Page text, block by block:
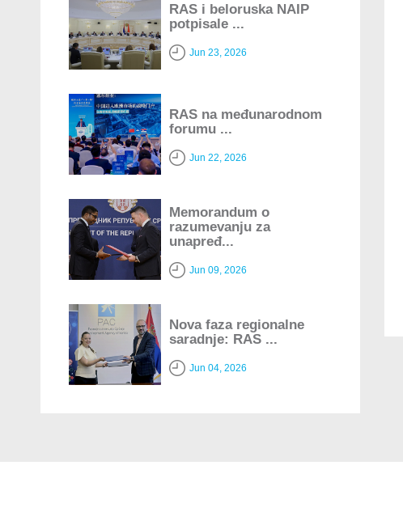
RAS i beloruska NAIP
potpisale ...
Jun 23, 2026
RAS na međunarodnom
forumu ...
Jun 22, 2026
Memorandum o
razumevanju za
unapređ...
Jun 09, 2026
Nova faza regionalne
saradnje: RAS ...
Jun 04, 2026